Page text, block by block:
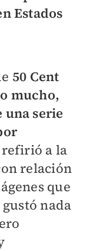
Estados
50 Cent
mucho,
una serie
refirió a la
relación
que
nada